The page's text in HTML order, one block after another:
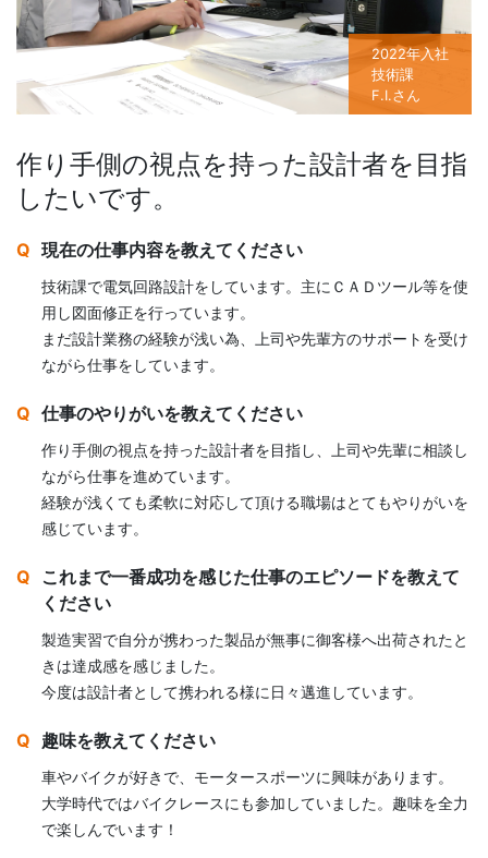
2022年入社
技術課
F.I.さん
作り手側の視点を持った設計者を目指
したいです。
現在の仕事内容を教えてください
技術課で電気回路設計をしています。主にＣＡＤツール等を使
用し図面修正を行っています。
まだ設計業務の経験が浅い為、上司や先輩方のサポートを受け
ながら仕事をしています。
仕事のやりがいを教えてください
作り手側の視点を持った設計者を目指し、上司や先輩に相談し
ながら仕事を進めています。
経験が浅くても柔軟に対応して頂ける職場はとてもやりがいを
感じています。
これまで一番成功を感じた仕事のエピソードを教えて
ください
製造実習で自分が携わった製品が無事に御客様へ出荷されたと
きは達成感を感じました。
今度は設計者として携われる様に日々邁進しています。
趣味を教えてください
車やバイクが好きで、モータースポーツに興味があります。
大学時代ではバイクレースにも参加していました。趣味を全力
で楽しんでいます！